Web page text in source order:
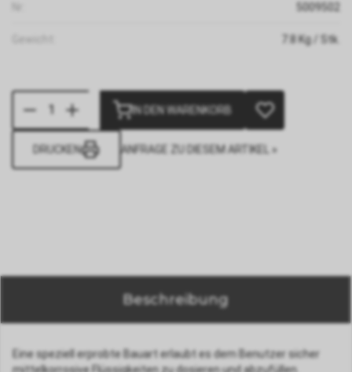
5009502
7.8 Kg / Stk.
IN DEN WARENKORB
DRUCKEN ANFRAGE ZU DIESEM ARTIKEL »
Beschreibung
Eine speziell erprobte Bauart erlaubt es dem Benutzer sicher